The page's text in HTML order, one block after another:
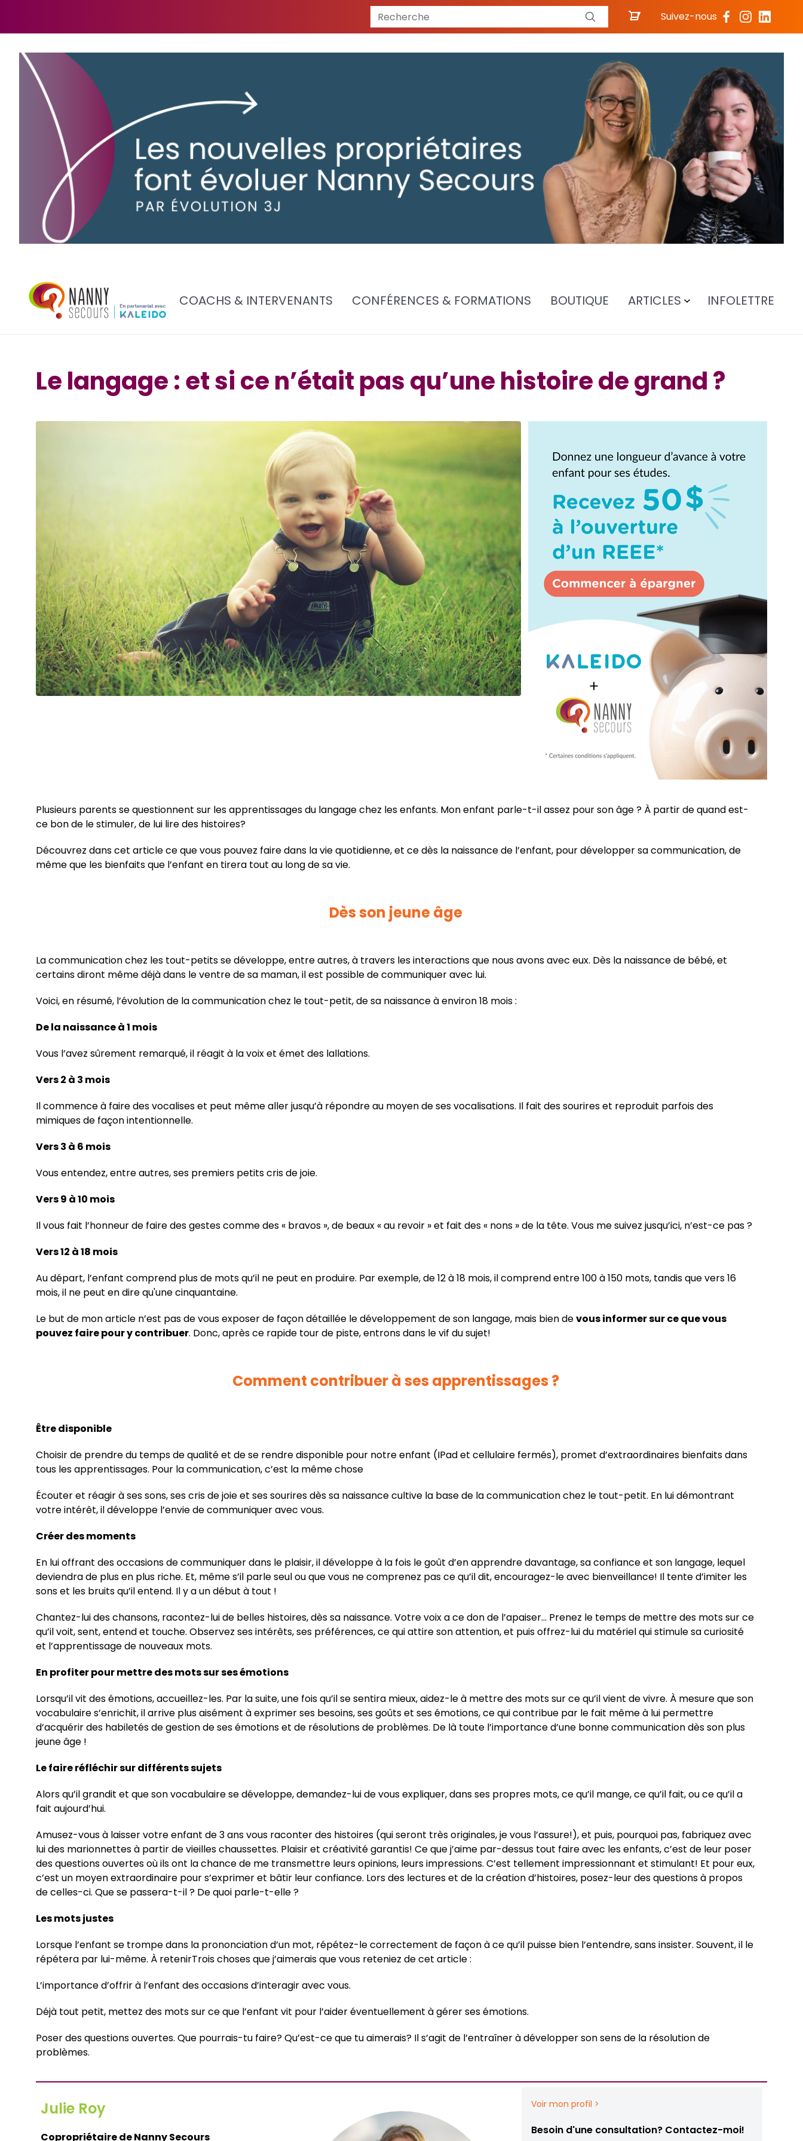
Recherche Suivez-nous
COACHS & INTERVENANTS CONFÉRENCES & FORMATIONS BOUTIQUE ARTICLES INFOLETTRE
Le langage : et si ce n’était pas qu’une histoire de grand ?
Plusieurs parents se questionnent sur les apprentissages du langage chez les enfants. Mon enfant parle-t-il assez pour son âge ? À partir de quand est-
ce bon de le stimuler, de lui lire des histoires?
Découvrez dans cet article ce que vous pouvez faire dans la vie quotidienne, et ce dès la naissance de l’enfant, pour développer sa communication, de
même que les bienfaits que l’enfant en tirera tout au long de sa vie.
Dès son jeune âge
La communication chez les tout-petits se développe, entre autres, à travers les interactions que nous avons avec eux. Dès la naissance de bébé, et
certains diront même déjà dans le ventre de sa maman, il est possible de communiquer avec lui.
Voici, en résumé, l’évolution de la communication chez le tout-petit, de sa naissance à environ 18 mois :
De la naissance à 1 mois
Vous l’avez sûrement remarqué, il réagit à la voix et émet des lallations.
Vers 2 à 3 mois
Il commence à faire des vocalises et peut même aller jusqu’à répondre au moyen de ses vocalisations. Il fait des sourires et reproduit parfois des
mimiques de façon intentionnelle.
Vers 3 à 6 mois
Vous entendez, entre autres, ses premiers petits cris de joie.
Vers 9 à 10 mois
Il vous fait l’honneur de faire des gestes comme des « bravos », de beaux « au revoir » et fait des « nons » de la tête. Vous me suivez jusqu’ici, n’est-ce pas ?
Vers 12 à 18 mois
Au départ, l’enfant comprend plus de mots qu’il ne peut en produire. Par exemple, de 12 à 18 mois, il comprend entre 100 à 150 mots, tandis que vers 16
mois, il ne peut en dire qu'une cinquantaine.
Le but de mon article n’est pas de vous exposer de façon détaillée le développement de son langage, mais bien devous informer sur ce que vous
pouvez faire pour y contribuer. Donc, après ce rapide tour de piste, entrons dans le vif du sujet!
Comment contribuer à ses apprentissages ?
Être disponible
Choisir de prendre du temps de qualité et de se rendre disponible pour notre enfant (IPad et cellulaire fermés), promet d’extraordinaires bienfaits dans
tous les apprentissages. Pour la communication, c’est la même chose
Écouter et réagir à ses sons, ses cris de joie et ses sourires dès sa naissance cultive la base de la communication chez le tout-petit. En lui démontrant
votre intérêt, il développe l’envie de communiquer avec vous.
Créer des moments
En lui offrant des occasions de communiquer dans le plaisir, il développe à la fois le goût d’en apprendre davantage, sa confiance et son langage, lequel
deviendra de plus en plus riche. Et, même s’il parle seul ou que vous ne comprenez pas ce qu’il dit, encouragez-le avec bienveillance! Il tente d’imiter les
sons et les bruits qu’il entend. Il y a un début à tout !
Chantez-lui des chansons, racontez-lui de belles histoires, dès sa naissance. Votre voix a ce don de l’apaiser… Prenez le temps de mettre des mots sur ce
qu’il voit, sent, entend et touche. Observez ses intérêts, ses préférences, ce qui attire son attention, et puis offrez-lui du matériel qui stimule sa curiosité
et l’apprentissage de nouveaux mots.
En profiter pour mettre des mots sur ses émotions
Lorsqu’il vit des émotions, accueillez-les. Par la suite, une fois qu’il se sentira mieux, aidez-le à mettre des mots sur ce qu’il vient de vivre. À mesure que son
vocabulaire s’enrichit, il arrive plus aisément à exprimer ses besoins, ses goûts et ses émotions, ce qui contribue par le fait même à lui permettre
d’acquérir des habiletés de gestion de ses émotions et de résolutions de problèmes. De là toute l’importance d’une bonne communication dès son plus
jeune âge !
Le faire réfléchir sur différents sujets
Alors qu’il grandit et que son vocabulaire se développe, demandez-lui de vous expliquer, dans ses propres mots, ce qu’il mange, ce qu’il fait, ou ce qu’il a
fait aujourd’hui.
Amusez-vous à laisser votre enfant de 3 ans vous raconter des histoires (qui seront très originales, je vous l’assure!), et puis, pourquoi pas, fabriquez avec
lui des marionnettes à partir de vieilles chaussettes. Plaisir et créativité garantis! Ce que j’aime par-dessus tout faire avec les enfants, c’est de leur poser
des questions ouvertes où ils ont la chance de me transmettre leurs opinions, leurs impressions. C’est tellement impressionnant et stimulant! Et pour eux,
c’est un moyen extraordinaire pour s’exprimer et bâtir leur confiance. Lors des lectures et de la création d’histoires, posez-leur des questions à propos
de celles-ci. Que se passera-t-il ? De quoi parle-t-elle ?
Les mots justes
Lorsque l’enfant se trompe dans la prononciation d’un mot, répétez-le correctement de façon à ce qu’il puisse bien l’entendre, sans insister. Souvent, il le
répétera par lui-même. À retenirTrois choses que j’aimerais que vous reteniez de cet article :
L’importance d’offrir à l’enfant des occasions d’interagir avec vous.
Déjà tout petit, mettez des mots sur ce que l’enfant vit pour l’aider éventuellement à gérer ses émotions.
Poser des questions ouvertes. Que pourrais-tu faire? Qu’est-ce que tu aimerais? Il s’agit de l’entraîner à développer son sens de la résolution de
problèmes.
Julie Roy
Copropriétaire de Nanny Secours
Voir mon profil >
Besoin d'une consultation? Contactez-moi!